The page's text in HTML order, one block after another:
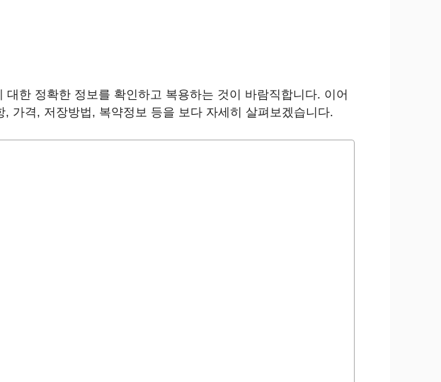
한 정확한 정보를 확인하고 복용하는 것이 바람직합니다. 이어
가격, 저장방법, 복약정보 등을 보다 자세히 살펴보겠습니다.